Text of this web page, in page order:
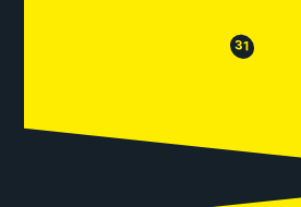
😒 31 😂